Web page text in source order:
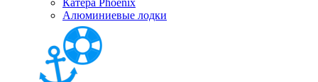
Катера Phoenix
Алюминиевые лодки